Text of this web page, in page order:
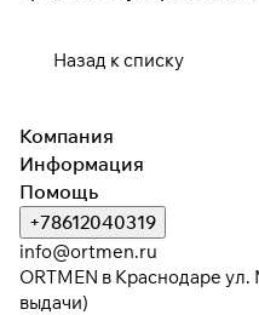
Назад к списку
Компания
Информация
Помощь
+78612040319
info@ortmen.ru
ORTMEN в Краснодаре
выдачи)